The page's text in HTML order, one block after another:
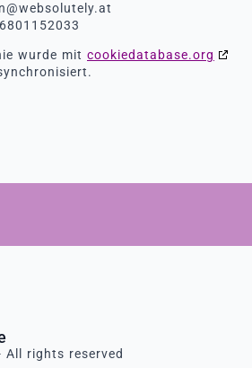
websolutely.at
wurde mit cookiedatabase.org
rights reserved